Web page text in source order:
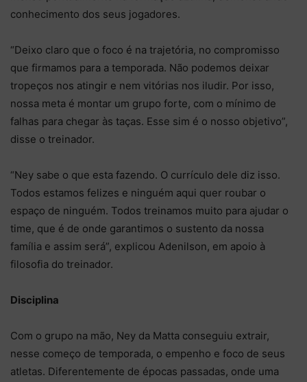
conhecimento dos seus jogadores.
“Deixo claro que o foco é na trajetória, no compromisso
que firmamos para a temporada. Não podemos deixar
tropeços nos atingir e nem vitórias nos iludir. Por isso,
nossa meta é montar um grupo forte, com o mínimo de
falhas para chegar às taças. Esse sim é o nosso objetivo”,
disse o treinador.
“Ney sabe o que esta fazendo. O currículo dele diz isso.
Todos estamos felizes e ninguém aqui quer roubar o
espaço de ninguém. Todos treinamos muito para ajudar o
time, que é de onde garantimos o sustento da nossa
família e assim será”, explicou Adenilson, em apoio à
filosofia do treinador.
Disciplina
Com o grupo na mão, Ney da Matta conseguiu extrair,
nesse começo de temporada, o empenho e foco de seus
atletas. Diferentemente de épocas passadas, onde uma